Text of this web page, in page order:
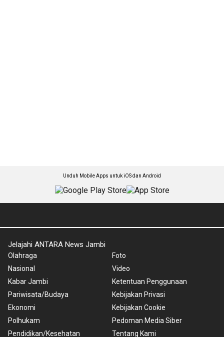
Unduh Mobile Apps untuk iOS dan Android
Jelajahi ANTARA News Jambi
Olahraga
Nasional
Kabar Jambi
Pariwisata/Budaya
Ekonomi
Polhukam
Pendidikan/Kesehatan
Foto
Video
Ketentuan Penggunaan
Kebijakan Privasi
Kebijakan Cookie
Pedoman Media Siber
Tentang Kami